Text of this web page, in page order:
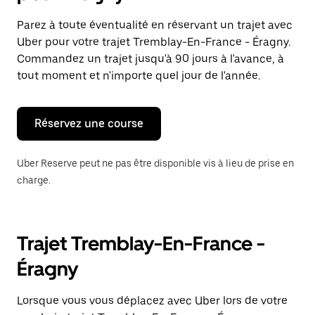
et
sélectionner
une
date.
Appuyez
sur
la
Échap
pour
fermer
calendrier.
Parez à toute éventualité en réservant un trajet avec
Uber pour votre trajet Tremblay-En-France - Éragny.
Commandez un trajet jusqu'à 90 jours à l'avance, à
tout moment et n'importe quel jour de l'année.
Réservez une course
Uber Reserve peut ne pas être disponible vis à lieu de prise en
charge.
Trajet Tremblay-En-France -
Éragny
Lorsque vous vous déplacez avec Uber lors de votre